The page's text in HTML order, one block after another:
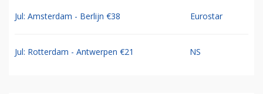
Jul: Amsterdam - Berlijn €38 Eurostar
Jul: Rotterdam - Antwerpen €21 NS